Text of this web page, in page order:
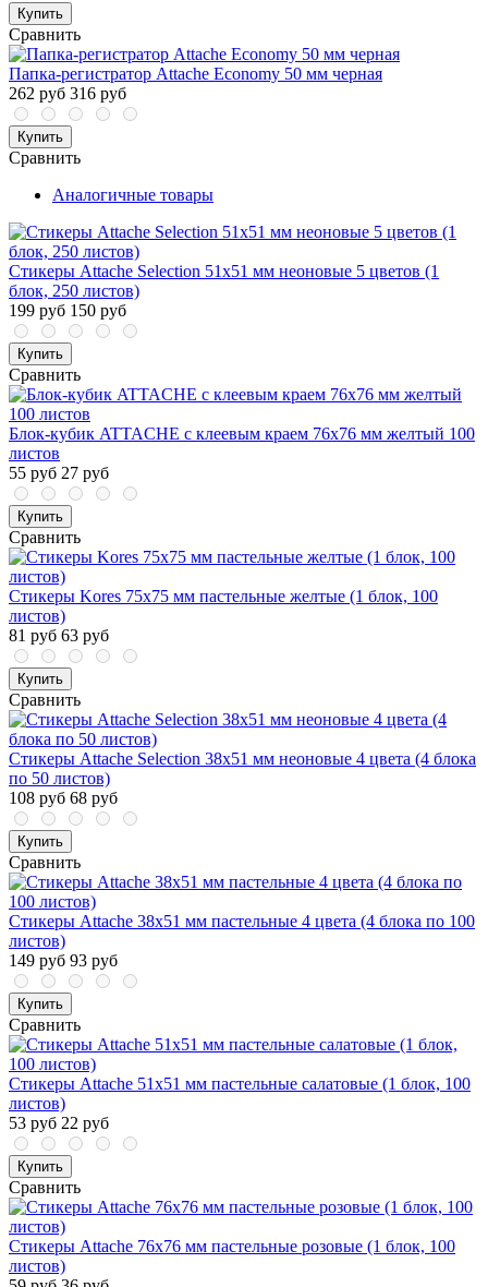
Купить
Сравнить
Папка-регистратор Attache Economy 50 мм черная
262 руб 316 руб
Купить
Сравнить
Аналогичные товары
Стикеры Attache Selection 51х51 мм неоновые 5 цветов (1
блок, 250 листов)
199 руб 150 руб
Купить
Сравнить
Блок-кубик ATTACHE с клеевым краем 76х76 мм желтый 100
листов
55 руб 27 руб
Купить
Сравнить
Стикеры Kores 75x75 мм пастельные желтые (1 блок, 100
листов)
81 руб 63 руб
Купить
Сравнить
Стикеры Attache Selection 38x51 мм неоновые 4 цвета (4 блока
по 50 листов)
108 руб 68 руб
Купить
Сравнить
Стикеры Attache 38х51 мм пастельные 4 цвета (4 блока по 100
листов)
149 руб 93 руб
Купить
Сравнить
Стикеры Attache 51х51 мм пастельные салатовые (1 блок, 100
листов)
53 руб 22 руб
Купить
Сравнить
Стикеры Attache 76x76 мм пастельные розовые (1 блок, 100
листов)